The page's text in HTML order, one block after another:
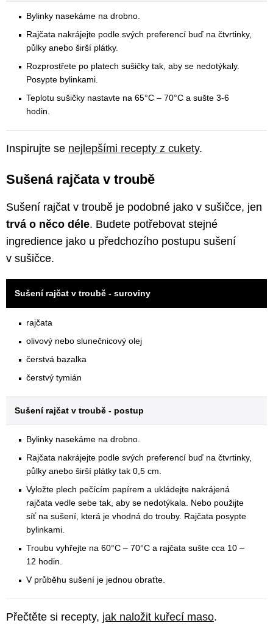
Bylinky nasekáme na drobno.
Rajčata nakrájejte podle svých preferencí buď na čtvrtinky,
půlky anebo širší plátky.
Rozprostřete po platech sušičky tak, aby se nedotýkaly.
Posypte bylinkami.
Teplotu sušičky nastavte na 65°C – 70°C a sušte 3-6
hodin.
Inspirujte se nejlepšími recepty z cukety.
Sušená rajčata v troubě
Sušení rajčat v troubě je podobné jako v sušičce, jen
trvá o něco déle. Budete potřebovat stejné
ingredience jako u předchozího postupu sušení
v sušičce.
Sušení rajčat v troubě - suroviny
rajčata
olivový nebo slunečnicový olej
čerstvá bazalka
čerstvý tymián
Sušení rajčat v troubě - postup
Bylinky nasekáme na drobno.
Rajčata nakrájejte podle svých preferencí buď na čtvrtinky,
půlky anebo širší plátky tak 0,5 cm.
Vyložte plech pečícím papírem a ukládejte nakrájená
rajčata vedle sebe tak, aby se nedotýkala. Nebo použijte
síť na sušení, která je vhodná do trouby. Rajčata posypte
bylinkami.
Troubu vyhřejte na 60°C – 70°C a rajčata sušte cca 10 –
12 hodin.
V průběhu sušení je jednou obraťte.
Přečtěte si recepty, jak naložit kuřecí maso.